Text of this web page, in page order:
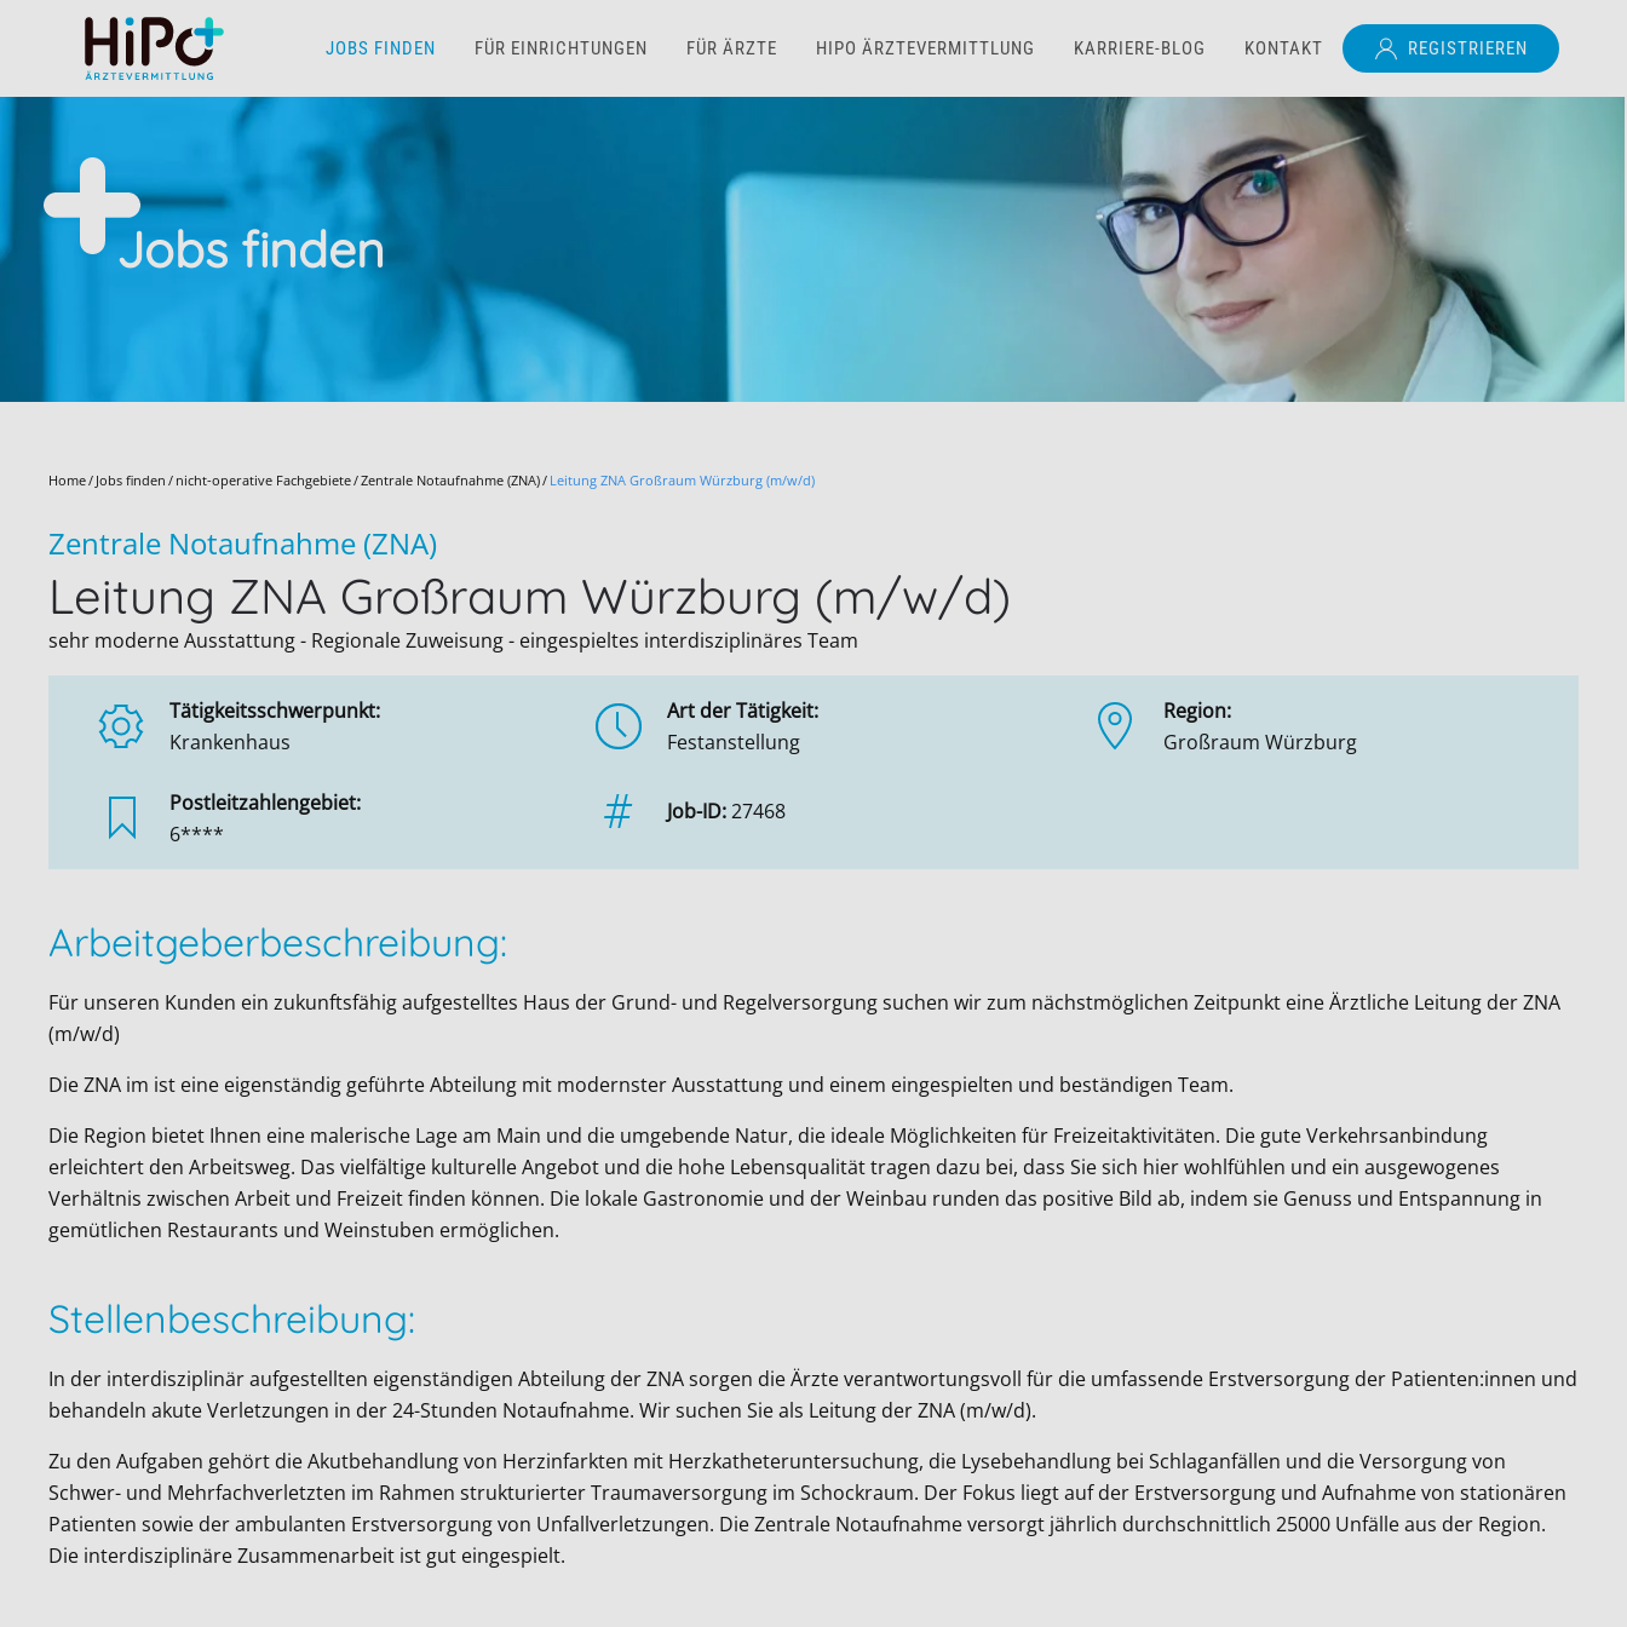
Skip to main content JOBS FINDEN FÜR EINRICHTUNGEN FÜR ÄRZTE HIPO ÄRZTEVERMITTLUNG KARRIERE-BLOG KONTAKT REGISTRIEREN
Jobs finden
Home Jobs finden nicht-operative Fachgebiete Zentrale Notaufnahme (ZNA) Leitung ZNA Großraum Würzburg (m/w/d)
Zentrale Notaufnahme (ZNA)
Leitung ZNA Großraum Würzburg (m/w/d)
sehr moderne Ausstattung - Regionale Zuweisung - eingespieltes interdisziplinäres Team
Tätigkeitsschwerpunkt:
Krankenhaus
Art der Tätigkeit:
Festanstellung
Region:
Großraum Würzburg
Postleitzahlengebiet:
6****
Job-ID:27468
Arbeitgeberbeschreibung:
Für unseren Kunden ein zukunftsfähig aufgestelltes Haus der Grund- und Regelversorgung suchen wir zum nächstmöglichen Zeitpunkt eine Ärztliche Leitung der ZNA
(m/w/d)
Die ZNA im ist eine eigenständig geführte Abteilung mit modernster Ausstattung und einem eingespielten und beständigen Team.
Die Region bietet Ihnen eine malerische Lage am Main und die umgebende Natur, die ideale Möglichkeiten für Freizeitaktivitäten. Die gute Verkehrsanbindung
erleichtert den Arbeitsweg. Das vielfältige kulturelle Angebot und die hohe Lebensqualität tragen dazu bei, dass Sie sich hier wohlfühlen und ein ausgewogenes
Verhältnis zwischen Arbeit und Freizeit finden können. Die lokale Gastronomie und der Weinbau runden das positive Bild ab, indem sie Genuss und Entspannung in
gemütlichen Restaurants und Weinstuben ermöglichen.
Stellenbeschreibung:
In der interdisziplinär aufgestellten eigenständigen Abteilung der ZNA sorgen die Ärzte verantwortungsvoll für die umfassende Erstversorgung der Patienten:innen und
behandeln akute Verletzungen in der 24-Stunden Notaufnahme. Wir suchen Sie als Leitung der ZNA (m/w/d).
Zu den Aufgaben gehört die Akutbehandlung von Herzinfarkten mit Herzkatheteruntersuchung, die Lysebehandlung bei Schlaganfällen und die Versorgung von
Schwer- und Mehrfachverletzten im Rahmen strukturierter Traumaversorgung im Schockraum. Der Fokus liegt auf der Erstversorgung und Aufnahme von stationären
Patienten sowie der ambulanten Erstversorgung von Unfallverletzungen. Die Zentrale Notaufnahme versorgt jährlich durchschnittlich 25000 Unfälle aus der Region.
Die interdisziplinäre Zusammenarbeit ist gut eingespielt.